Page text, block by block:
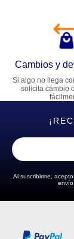
Cambios y
Si algo no llega
solicita cambio
Al suscribirme,
envío